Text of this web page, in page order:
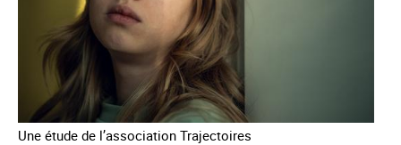
2025
Une étude de l’association Trajectoires